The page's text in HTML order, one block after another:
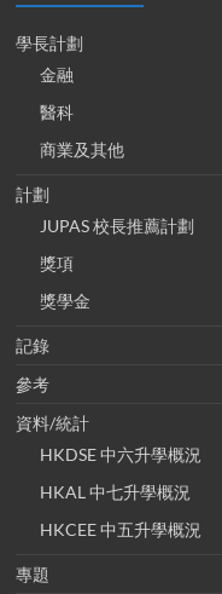
學長計劃
金融
醫科
商業及其他
計劃
JUPAS 校長推薦計劃
獎項
獎學金
記錄
參考
資料/統計
HKDSE 中六升學概況
HKAL 中七升學概況
HKCEE 中五升學概況
專題